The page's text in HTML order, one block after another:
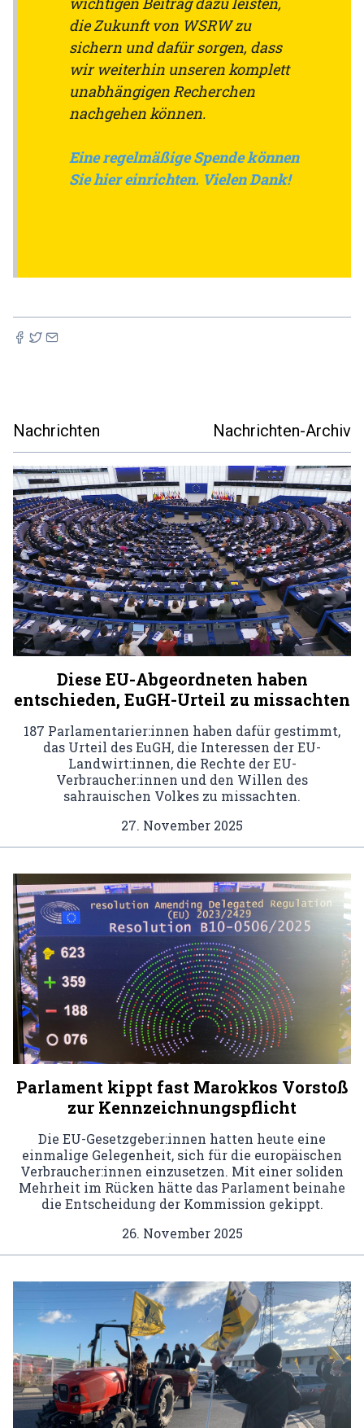
die Zukunft von WSRW zu
sichern und dafür sorgen, dass
wir weiterhin unseren komplett
unabhängigen Recherchen
nachgehen können.
Eine regelmäßige Spende können
Sie hier einrichten. Vielen Dank!
Nachrichten Nachrichten-Archiv
Diese EU-Abgeordneten haben
entschieden, EuGH-Urteil zu missachten
187 Parlamentarier:innen haben dafür gestimmt,
das Urteil des EuGH, die Interessen der EU-
Landwirt:innen, die Rechte der EU-
Verbraucher:innen und den Willen des
sahrauischen Volkes zu missachten.
27. November 2025
Parlament kippt fast Marokkos Vorstoß
zur Kennzeichnungspflicht
Die EU-Gesetzgeber:innen hatten heute eine
einmalige Gelegenheit, sich für die europäischen
Verbraucher:innen einzusetzen. Mit einer soliden
Mehrheit im Rücken hätte das Parlament beinahe
die Entscheidung der Kommission gekippt.
26. November 2025